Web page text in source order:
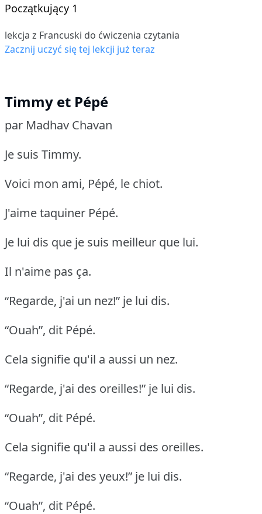
Początkujący 1
lekcja z Francuski do ćwiczenia czytania
Zacznij uczyć się tej lekcji już teraz
Timmy et Pépé
par Madhav Chavan
Je suis Timmy.
Voici mon ami, Pépé, le chiot.
J'aime taquiner Pépé.
Je lui dis que je suis meilleur que lui.
Il n'aime pas ça.
“Regarde, j'ai un nez!” je lui dis.
“Ouah”, dit Pépé.
Cela signifie qu'il a aussi un nez.
“Regarde, j'ai des oreilles!” je lui dis.
“Ouah”, dit Pépé.
Cela signifie qu'il a aussi des oreilles.
“Regarde, j'ai des yeux!” je lui dis.
“Ouah”, dit Pépé.